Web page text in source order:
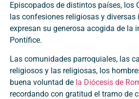
Episcopados de distintos países, los
las confesiones religiosas y
expresan su generosa acogida de la
Pontífice.
Las comunidades parroquiales, las
religiosos y las religiosas, los
buena voluntad de la Diócesis de
recordando con gratitud el tramo de